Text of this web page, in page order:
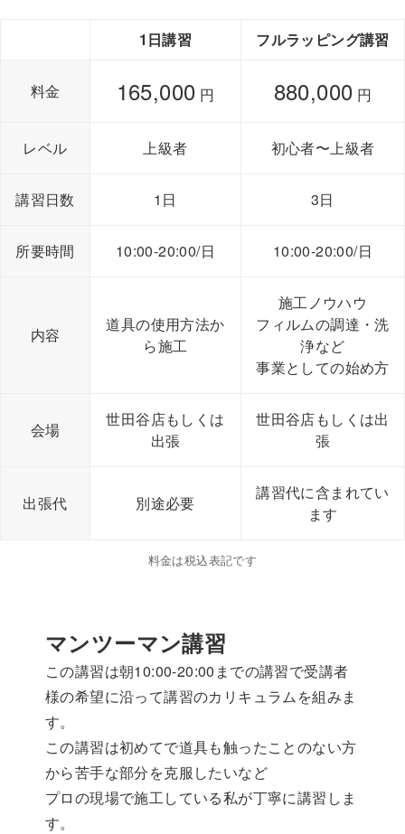
1日講習 フルラッピング講習
料金 165,000 円 880,000 円
レベル 上級者 初心者〜上級者
講習日数 1日 3日
所要時間 10:00-20:00/日 10:00-20:00/日
内容
道具の使用方法か
ら施工
施工ノウハウ
フィルムの調達・洗
浄など
事業としての始め方
会場
世田谷店もしくは
出張
世田谷店もしくは出
張
出張代 別途必要
講習代に含まれてい
ます
料金は税込表記です
マンツーマン講習
この講習は朝10:00-20:00までの講習で受講者
様の希望に沿って講習のカリキュラムを組みま
す。
この講習は初めてで道具も触ったことのない方
から苦手な部分を克服したいなど
プロの現場で施工している私が丁寧に講習しま
す。